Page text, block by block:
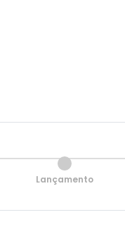
Lançamento